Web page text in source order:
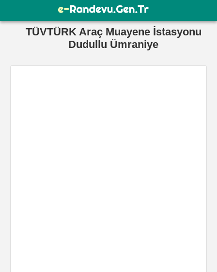
TÜVTÜRK Araç Muayene İstasyonu
Dudullu Ümraniye